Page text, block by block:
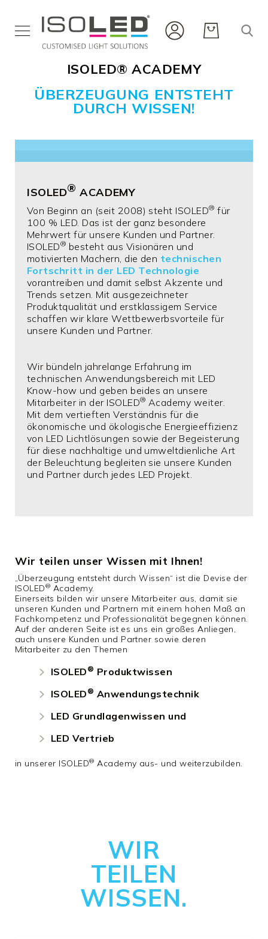
Innenbeleuchtung
Außenbeleuchtung
Flexbänder
Neuheiten
Karriere
Service
ISOLED® ACADEMY
ÜBERZEUGUNG ENTSTEHT
DURCH WISSEN!
ISOLED® ACADEMY
Von Beginn an (seit 2008) steht ISOLED® für
100 % LED. Das ist der ganz besondere
Mehrwert für unsere Kunden und Partner.
ISOLED® besteht aus Visionären und
motivierten Machern, die den technischen
Fortschritt in der LED Technologie
vorantreiben und damit selbst Akzente und
Trends setzen. Mit ausgezeichneter
Produktqualität und erstklassigem Service
schaffen wir klare Wettbewerbsvorteile für
unsere Kunden und Partner.
Wir bündeln jahrelange Erfahrung im
technischen Anwendungsbereich mit LED
Know-how und geben beides an unsere
Mitarbeiter in der ISOLED® Academy weiter.
Mit dem vertieften Verständnis für die
ökonomische und ökologische Energieeffizienz
von LED Lichtlösungen sowie der Begeisterung
für diese nachhaltige und umweltdienliche Art
der Beleuchtung begleiten sie unsere Kunden
und Partner durch jedes LED Projekt.
Wir teilen unser Wissen mit Ihnen!
„Überzeugung entsteht durch Wissen“ ist die Devise der
ISOLED® Academy.
Einerseits bilden wir unsere Mitarbeiter aus, damit sie
unseren Kunden und Partnern mit einem hohen Maß an
Fachkompetenz und Professionalität begegnen können.
Auf der anderen Seite ist es uns ein großes Anliegen,
auch unsere Kunden und Partner sowie deren
Mitarbeiter zu den Themen
ISOLED ® Produktwissen
ISOLED ® Anwendungstechnik
LED Grundlagenwissen und
LED Vertrieb
in unserer ISOLED® Academy aus- und weiterzubilden.
WIR
TEILEN
WISSEN.